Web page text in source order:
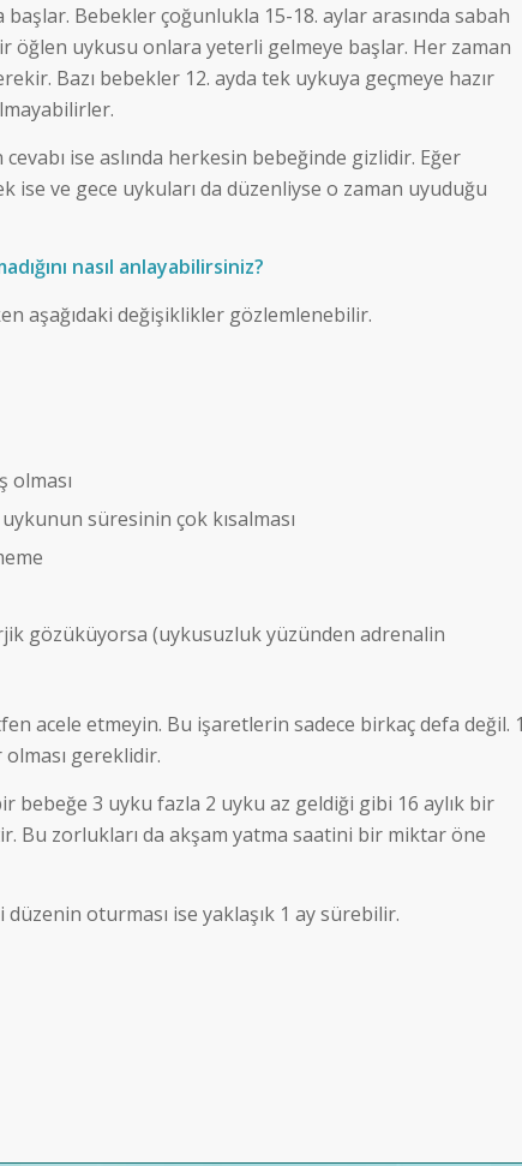
Bebekler çoğunlukla 15-18. aylar arasında sabah
öğlen uykusu onlara yeterli gelmeye başlar. Her zaman
Bazı bebekler 12. ayda tek uykuya geçmeye hazır
ise aslında herkesin bebeğinde gizlidir. Eğer
ve gece uykuları da düzenliyse o zaman uyuduğu
nasıl anlayabilirsiniz?
aşağıdaki değişiklikler gözlemlenebilir.
olması
süresinin çok kısalması
gözüküyorsa (uykusuzluk yüzünden adrenalin
acele etmeyin. Bu işaretlerin sadece birkaç defa değil.
gereklidir.
bebeğe 3 uyku fazla 2 uyku az geldiği gibi 16 aylık bir
Bu zorlukları da akşam yatma saatini bir miktar öne
oturması ise yaklaşık 1 ay sürebilir.